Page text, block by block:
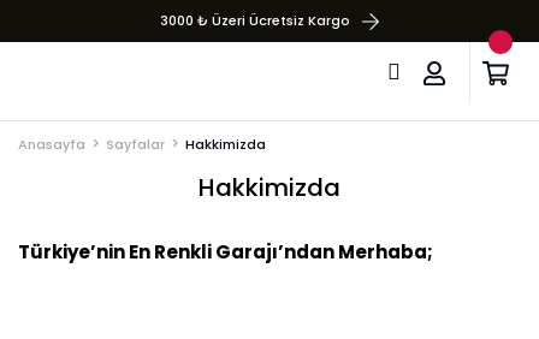
3000 ₺ Üzeri Ücretsiz Kargo
Anasayfa Sayfalar Hakkimizda
Hakkimizda
Türkiye’nin En Renkli Garajı’ndan Merhaba;